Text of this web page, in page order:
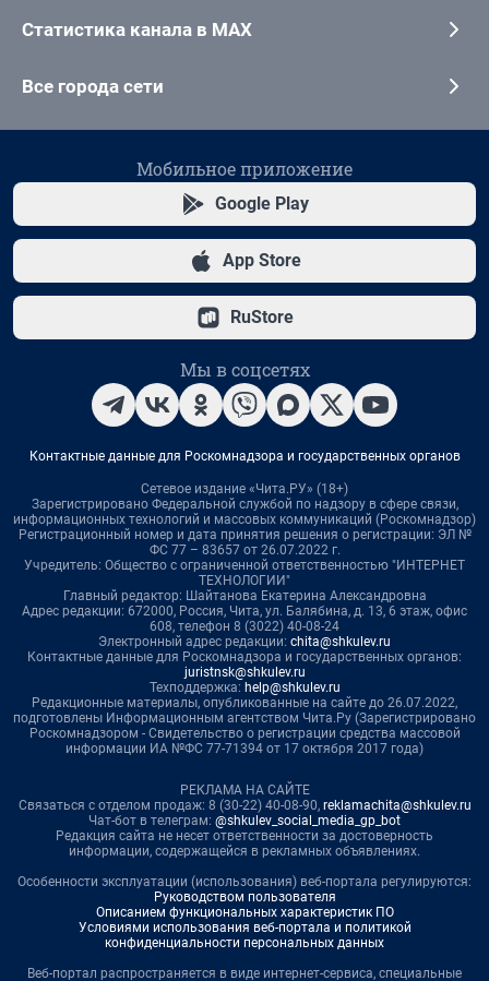
Статистика канала в MAX
Все города сети
Мобильное приложение
Google Play
App Store
RuStore
Мы в соцсетях
Контактные данные для Роскомнадзора и государственных органов
Сетевое издание «Чита.РУ» (18+)
Зарегистрировано Федеральной службой по надзору в сфере связи,
информационных технологий и массовых коммуникаций (Роскомнадзор)
Регистрационный номер и дата принятия решения о регистрации: ЭЛ №
ФС 77 – 83657 от 26.07.2022 г.
Учредитель: Общество с ограниченной ответственностью "ИНТЕРНЕТ
ТЕХНОЛОГИИ"
Главный редактор: Шайтанова Екатерина Александровна
Адрес редакции: 672000, Россия, Чита, ул. Балябина, д. 13, 6 этаж, офис
608, телефон 8 (3022) 40-08-24
Электронный адрес редакции: chita@shkulev.ru
Контактные данные для Роскомнадзора и государственных органов:
juristnsk@shkulev.ru
Техподдержка: help@shkulev.ru
Редакционные материалы, опубликованные на сайте до 26.07.2022,
подготовлены Информационным агентством Чита.Ру (Зарегистрировано
Роскомнадзором - Свидетельство о регистрации средства массовой
информации ИА №ФС 77-71394 от 17 октября 2017 года)
РЕКЛАМА НА САЙТЕ
Связаться с отделом продаж: 8 (30-22) 40-08-90, reklamachita@shkulev.ru
Чат-бот в телеграм: @shkulev_social_media_gp_bot
Редакция сайта не несет ответственности за достоверность
информации, содержащейся в рекламных объявлениях.
Особенности эксплуатации (использования) веб-портала регулируются:
Руководством пользователя
Описанием функциональных характеристик ПО
Условиями использования веб-портала и политикой
конфиденциальности персональных данных
Веб-портал распространяется в виде интернет-сервиса, специальные